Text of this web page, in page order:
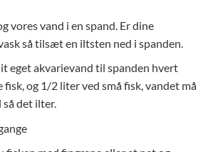
vores vand i en spand. Er dine
så tilsæt en iltsten ned i spanden.
eget akvarievand til spanden hvert
og 1/2 liter ved små fisk, vandet må
så det ilter.